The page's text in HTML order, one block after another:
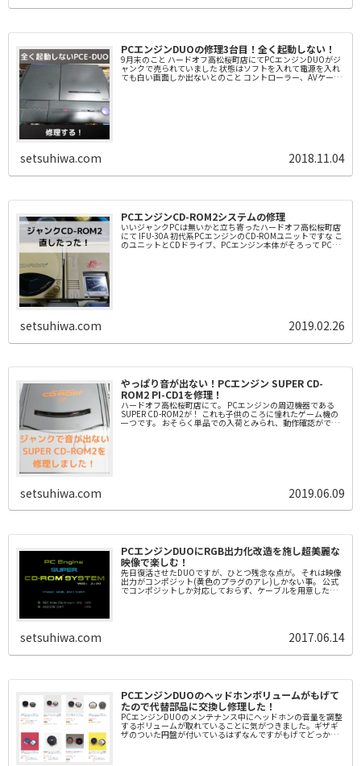
PCエンジンDUOの修理3台目！全く起動しない！
9月末のこと ハードオフ高松桜町店にてPCエンジンDUOがジ
ャンクで売られていました 状態はソフトを入れて電源を入れ
ても白い画面しか出ないとのこと コントローラー、AVケーブ
setsuhiwa.com 2018.11.04
PCエンジンCD-ROM2システムの修理
いいジャンクPCは無いかと立ち寄ったハードオフ高松桜町店
にて IFU-30A 初代系PCエンジンのCD-ROMユニットですな こ
のユニットとCDドライブ、PCエンジン本体がそろって PCエ
ンジンCD-ROM2システムになります ...
setsuhiwa.com 2019.02.26
やっぱり音が出ない！PCエンジン SUPER CD-
ROM2 PI-CD1を修理！
ハードオフ高松桜町店にて。 PCエンジンの周辺機器である
SUPER CD-ROM2が！ これも子供のころに憧れたゲーム機の
一つです。 おそらく単品での入荷とみられ、動作確認ができ
setsuhiwa.com 2019.06.09
PCエンジンDUOにRGB出力化改造を施し超美麗な
映像で楽しむ！
先日復活させたDUOですが、ひとつ残念な点が。 それは映像
出力がコンポジット(黄色のプラグのアレ)しかない事。 公式
でコンポジットしか対応しておらず、ケーブルを用意したら
setsuhiwa.com 2017.06.14
PCエンジンDUOのヘッドホンボリュームがもげて
たので代替部品に交換し修理した！
PCエンジンDUOのメンテナンス中にヘッドホンの音量を調整
するボリュームが取れていることに気がつきました。ギザギ
ザのついた円盤が付いているはずなんですがもげてどっかに